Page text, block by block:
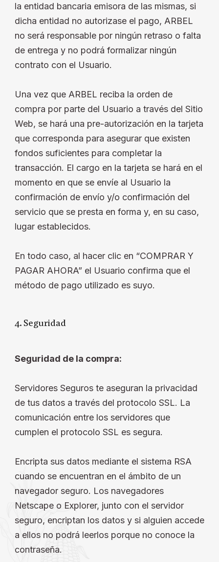
la entidad bancaria emisora de las mismas, si
dicha entidad no autorizase el pago, ARBEL
no será responsable por ningún retraso o falta
de entrega y no podrá formalizar ningún
contrato con el Usuario.
Una vez que ARBEL reciba la orden de
compra por parte del Usuario a través del Sitio
Web, se hará una pre-autorización en la tarjeta
que corresponda para asegurar que existen
fondos suficientes para completar la
transacción. El cargo en la tarjeta se hará en el
momento en que se envíe al Usuario la
confirmación de envío y/o confirmación del
servicio que se presta en forma y, en su caso,
lugar establecidos.
En todo caso, al hacer clic en “COMPRAR Y
PAGAR AHORA” el Usuario confirma que el
método de pago utilizado es suyo.
4. Seguridad
Seguridad de la compra:
Servidores Seguros te aseguran la privacidad
de tus datos a través del protocolo SSL. La
comunicación entre los servidores que
cumplen el protocolo SSL es segura.
Encripta sus datos mediante el sistema RSA
cuando se encuentran en el ámbito de un
navegador seguro. Los navegadores
Netscape o Explorer, junto con el servidor
seguro, encriptan los datos y si alguien accede
a ellos no podrá leerlos porque no conoce la
contraseña.